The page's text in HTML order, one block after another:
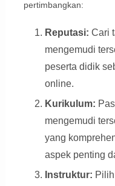
pertimbangkan:
Reputasi: Cari
mengemudi
peserta didik
online.
Kurikulum:
mengemudi
yang
aspek penting
Instruktur: